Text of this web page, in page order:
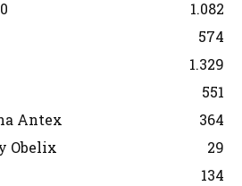
1.082
574
1.329
551
Antex
364
Obelix
29
134